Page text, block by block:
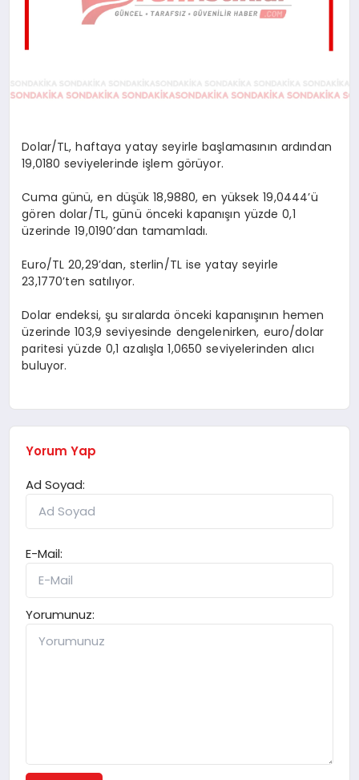
TEKNOLOJI
Dolar/TL, haftaya yatay seyirle başlamasının ardından
19,0180 seviyelerinde işlem görüyor.
Cuma günü, en düşük 18,9880, en yüksek 19,0444’ü
gören dolar/TL, günü önceki kapanışın yüzde 0,1
üzerinde 19,0190’dan tamamladı.
Euro/TL 20,29’dan, sterlin/TL ise yatay seyirle
23,1770’ten satılıyor.
Dolar endeksi, şu sıralarda önceki kapanışının hemen
üzerinde 103,9 seviyesinde dengelenirken, euro/dolar
paritesi yüzde 0,1 azalışla 1,0650 seviyelerinden alıcı
buluyor.
Yorum Yap
Ad Soyad:
E-Mail:
Yorumunuz: